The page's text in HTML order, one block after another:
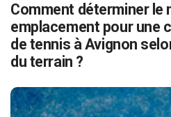
Comment déterminer le
emplacement pour une
de tennis à Avignon
du terrain ?